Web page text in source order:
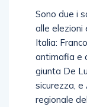
Sono due i
alle elezioni
Italia:
antimafia e
giunta De
sicurezza, e
regionale